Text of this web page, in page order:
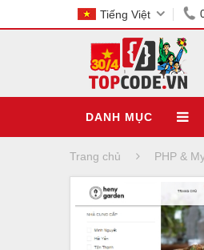
Tiếng Việt
DANH MỤC
Trang chủ PHP &